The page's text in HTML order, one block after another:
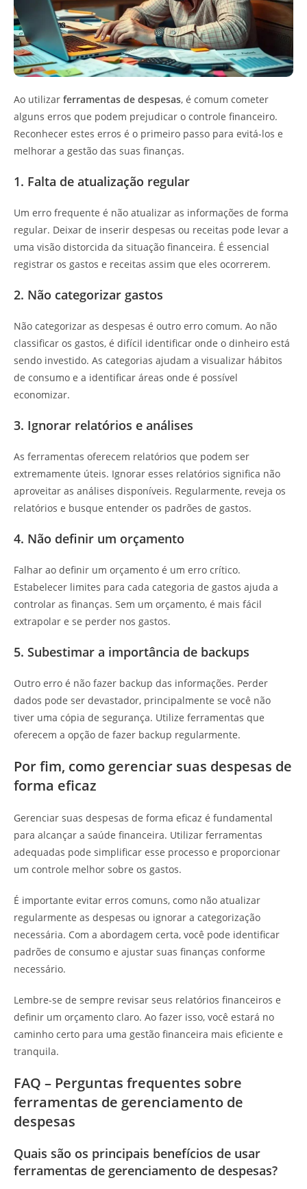
Ao utilizar ferramentas de despesas, é comum cometer
alguns erros que podem prejudicar o controle financeiro.
Reconhecer estes erros é o primeiro passo para evitá-los e
melhorar a gestão das suas finanças.
1. Falta de atualização regular
Um erro frequente é não atualizar as informações de forma
regular. Deixar de inserir despesas ou receitas pode levar a
uma visão distorcida da situação financeira. É essencial
registrar os gastos e receitas assim que eles ocorrerem.
2. Não categorizar gastos
Não categorizar as despesas é outro erro comum. Ao não
classificar os gastos, é difícil identificar onde o dinheiro está
sendo investido. As categorias ajudam a visualizar hábitos
de consumo e a identificar áreas onde é possível
economizar.
3. Ignorar relatórios e análises
As ferramentas oferecem relatórios que podem ser
extremamente úteis. Ignorar esses relatórios significa não
aproveitar as análises disponíveis. Regularmente, reveja os
relatórios e busque entender os padrões de gastos.
4. Não definir um orçamento
Falhar ao definir um orçamento é um erro crítico.
Estabelecer limites para cada categoria de gastos ajuda a
controlar as finanças. Sem um orçamento, é mais fácil
extrapolar e se perder nos gastos.
5. Subestimar a importância de backups
Outro erro é não fazer backup das informações. Perder
dados pode ser devastador, principalmente se você não
tiver uma cópia de segurança. Utilize ferramentas que
oferecem a opção de fazer backup regularmente.
Por fim, como gerenciar suas despesas de
forma eficaz
Gerenciar suas despesas de forma eficaz é fundamental
para alcançar a saúde financeira. Utilizar ferramentas
adequadas pode simplificar esse processo e proporcionar
um controle melhor sobre os gastos.
É importante evitar erros comuns, como não atualizar
regularmente as despesas ou ignorar a categorização
necessária. Com a abordagem certa, você pode identificar
padrões de consumo e ajustar suas finanças conforme
necessário.
Lembre-se de sempre revisar seus relatórios financeiros e
definir um orçamento claro. Ao fazer isso, você estará no
caminho certo para uma gestão financeira mais eficiente e
tranquila.
FAQ – Perguntas frequentes sobre
ferramentas de gerenciamento de
despesas
Quais são os principais benefícios de usar
ferramentas de gerenciamento de despesas?